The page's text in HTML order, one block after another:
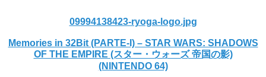
09994138423-ryoga-logo.jpg
Memories in 32Bit (PARTE-I) – STAR WARS: SHADOWS
OF THE EMPIRE (スター・ウォーズ 帝国の影)
(NINTENDO 64)